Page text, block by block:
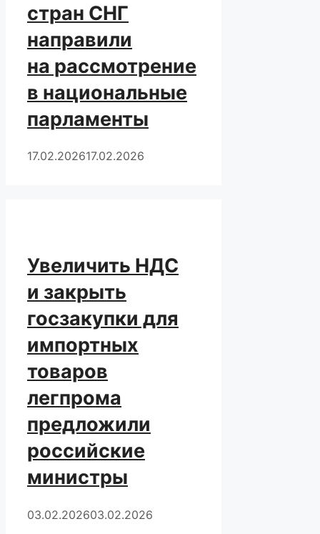
стран СНГ
направили
на рассмотрение
в национальные
парламенты
17.02.202617.02.2026
Увеличить НДС
и закрыть
госзакупки для
импортных
товаров
легпрома
предложили
российские
министры
03.02.202603.02.2026